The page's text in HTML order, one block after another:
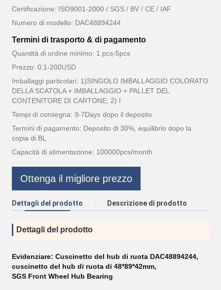
Certificazione: ISO9001-2000 / SGS / BV / CE / IAF
Numero di modello: DAC48894244
Termini di trasporto & di pagamento
Quantità di ordine minimo: 1 pcs-5pcs
Prezzo: 0.1-200USD
Imballaggi particolari: 1)SINGOLO IMBALLAGGIO COLORATO
DELLA SCATOLA + IMBALLAGGIO + PALLET DEL
CONTENITORE DI CARTONE, 2) I
Tempi di consegna: 3-7Days dopo il deposito
Termini di pagamento: Deposito di 30%, equilibrio dopo la
copia di BL
Capacità di alimentazione: 100000pcs/month
Ottenga il migliore prezzo
Dettagli del prodotto Descrizione di prodotto
Dettagli del prodotto
Evidenziare: Cuscinetto del hub di ruota DAC48894244,
cuscinetto del hub di ruota di 48*89*42mm,
SGS Front Wheel Hub Bearing